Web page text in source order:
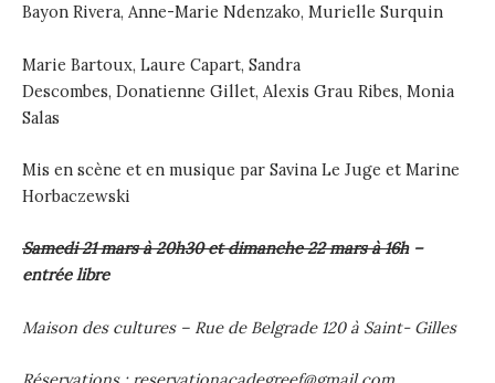
Bayon Rivera, Anne-Marie Ndenzako, Murielle Surquin
Marie Bartoux, Laure Capart, Sandra
Descombes, Donatienne Gillet, Alexis Grau Ribes, Monia
Salas
Mis en scène et en musique par Savina Le Juge et Marine
Horbaczewski
Samedi 21 mars à 20h30 et dimanche 22 mars à 16h–
entrée libre
Maison des cultures – Rue de Belgrade 120 à Saint- Gilles